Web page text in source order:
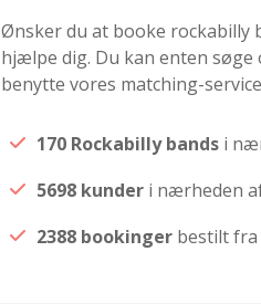
Ønsker du at booke rockabilly
hjælpe dig. Du kan enten
benytte vores matching-
170 Rockabilly bands i
5698 kunder i nærheden
2388 bookinger bestilt